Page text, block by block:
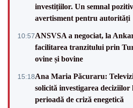
investițiilor. Un semnal
avertisment pentru autorități
10:57ANSVSA a negociat, la
facilitarea tranzitului prin
ovine și bovine
15:18Ana Maria Păcuraru:
solicită investigarea deciziilor
perioadă de criză enegetică